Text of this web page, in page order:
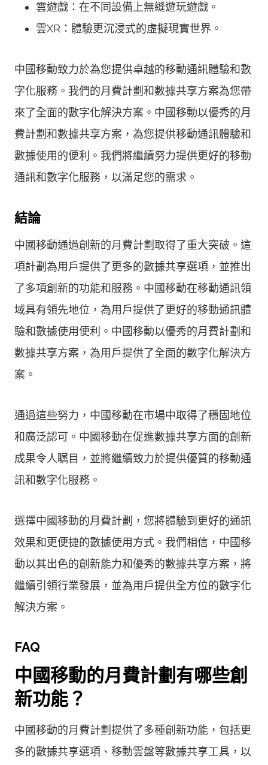
雲遊戲：在不同設備上無縫遊玩遊戲。
雲XR：體驗更沉浸式的虛擬現實世界。
中國移動致力於為您提供卓越的移動通訊體驗和數
字化服務。我們的月費計劃和數據共享方案為您帶
來了全面的數字化解決方案。中國移動以優秀的月
費計劃和數據共享方案，為您提供移動通訊體驗和
數據使用的便利。我們將繼續努力提供更好的移動
通訊和數字化服務，以滿足您的需求。
結論
中國移動通過創新的月費計劃取得了重大突破。這
項計劃為用戶提供了更多的數據共享選項，並推出
了多項創新的功能和服務。中國移動在移動通訊領
域具有領先地位，為用戶提供了更好的移動通訊體
驗和數據使用便利。中國移動以優秀的月費計劃和
數據共享方案，為用戶提供了全面的數字化解決方
案。
通過這些努力，中國移動在市場中取得了穩固地位
和廣泛認可。中國移動在促進數據共享方面的創新
成果令人瞩目，並將繼續致力於提供優質的移動通
訊和數字化服務。
選擇中國移動的月費計劃，您將體驗到更好的通訊
效果和更便捷的數據使用方式。我們相信，中國移
動以其出色的創新能力和優秀的數據共享方案，將
繼續引領行業發展，並為用戶提供全方位的數字化
解決方案。
FAQ
中國移動的月費計劃有哪些創
新功能？
中國移動的月費計劃提供了多種創新功能，包括更
多的數據共享選項、移動雲盤等數據共享工具，以